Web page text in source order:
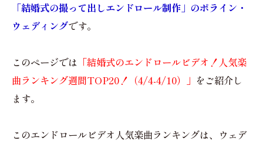
「結婚式の撮って出しエンドロール制作」のポライン・
ウェディングです。
このページでは 「結婚式のエンドロールビデオ！人気楽
曲ランキング週間TOP20！（4/4-4/10）」 をご紹介し
ます。
このエンドロールビデオ人気楽曲ランキングは、ウェデ